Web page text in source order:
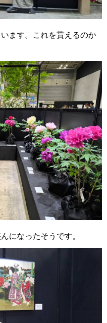
ます。これを貰えるのか
になったそうです。